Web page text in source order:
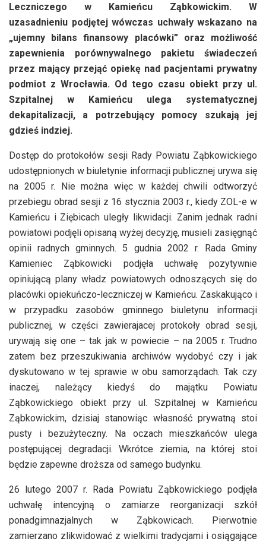
Leczniczego w Kamieńcu Ząbkowickim. W
uzasadnieniu podjętej wówczas uchwały wskazano na
„ujemny bilans finansowy placówki” oraz możliwość
zapewnienia porównywalnego pakietu świadeczeń
przez mający przejąć opiekę nad pacjentami prywatny
podmiot z Wrocławia. Od tego czasu obiekt przy ul.
Szpitalnej w Kamieńcu ulega systematycznej
dekapitalizacji, a potrzebujący pomocy szukają jej
gdzieś indziej.
Dostęp do protokołów sesji Rady Powiatu Ząbkowickiego
udostępnionych w biuletynie informacji publicznej urywa się
na 2005 r. Nie można więc w każdej chwili odtworzyć
przebiegu obrad sesji z 16 stycznia 2003 r., kiedy ZOL-e w
Kamieńcu i Ziębicach uległy likwidacji. Zanim jednak radni
powiatowi podjęli opisaną wyżej decyzję, musieli zasięgnąć
opinii radnych gminnych. 5 gudnia 2002 r. Rada Gminy
Kamieniec Ząbkowicki podjęła uchwałę pozytywnie
opiniującą plany władz powiatowych odnoszących się do
placówki opiekuńczo-leczniczej w Kamieńcu. Zaskakująco i
w przypadku zasobów gminnego biuletynu informacji
publicznej, w części zawierajacej protokoły obrad sesji,
urywają się one – tak jak w powiecie – na 2005 r. Trudno
zatem bez przeszukiwania archiwów wydobyć czy i jak
dyskutowano w tej sprawie w obu samorządach. Tak czy
inaczej, należący kiedyś do majątku Powiatu
Ząbkowickiego obiekt przy ul. Szpitalnej w Kamieńcu
Ząbkowickim, dzisiaj stanowiąc własność prywatną stoi
pusty i bezużyteczny. Na oczach mieszkańców ulega
postępującej degradacji. Wkrótce ziemia, na której stoi
będzie zapewne droższa od samego budynku.
26 lutego 2007 r. Rada Powiatu Ząbkowickiego podjęła
uchwałę intencyjną o zamiarze reorganizacji szkół
ponadgimnazjalnych w Ząbkowicach. Pierwotnie
zamierzano zlikwidować z wielkimi tradycjami i osiągające